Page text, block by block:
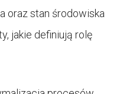
oraz stan środowiska
jakie definiują rolę